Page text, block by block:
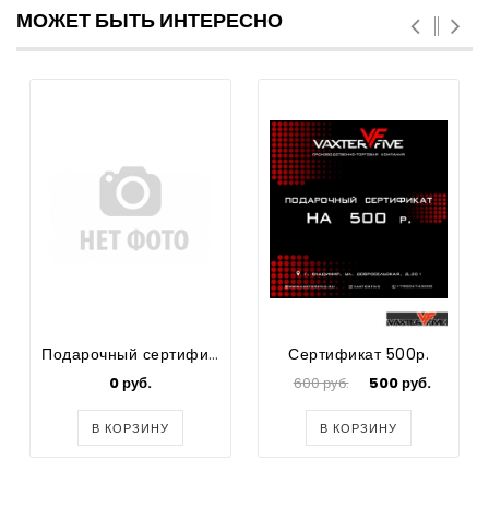
МОЖЕТ БЫТЬ ИНТЕРЕСНО
Подарочный сертификат номиналом 100000.00 рублей
0 руб.
В КОРЗИНУ
Сертификат 500р.
600 руб. 500 руб.
В КОРЗИНУ